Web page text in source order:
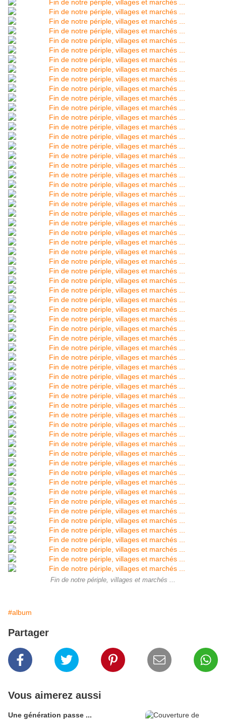
Fin de notre périple, villages et marchés ...
#album
Partager
Vous aimerez aussi
Une génération passe ...